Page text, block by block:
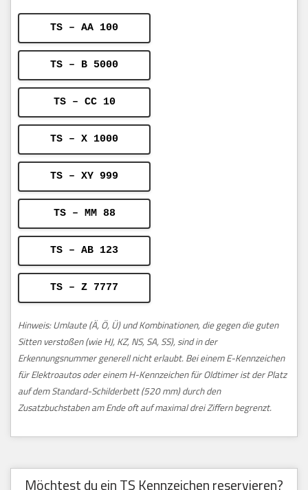
TS – AA 100
TS – B 5000
TS – CC 10
TS – X 1000
TS – XY 999
TS – MM 88
TS – AB 123
TS – Z 7777
Hinweis: Umlaute (Ä, Ö, Ü) und Kombinationen, die gegen die guten
Sitten verstoßen (wie HJ, KZ, NS, SA, SS), sind in der
Erkennungsnummer generell nicht erlaubt. Bei einem E-Kennzeichen
für Elektroautos oder einem H-Kennzeichen für Oldtimer ist der Platz
auf dem Standard-Schilderbett (520 mm) durch den
Zusatzbuchstaben am Ende oft auf maximal drei Ziffern begrenzt.
Möchtest du ein TS Kennzeichen reservieren?